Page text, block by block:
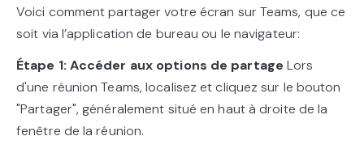
Voici comment partager votre écran sur Teams, que ce
soit via l’application de bureau ou le navigateur:
Étape 1: Accéder aux options de partage Lors
d'une réunion Teams, localisez et cliquez sur le bouton
"Partager", généralement situé en haut à droite de la
fenêtre de la réunion.